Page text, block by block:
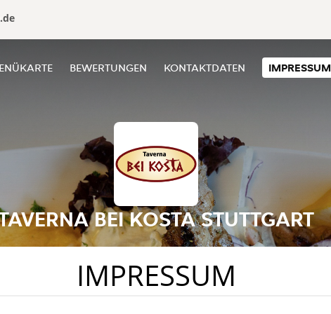
BEWERTUNGEN KONTAKTDATEN IMPRESSUM
BEI KOSTA STUTTGART
IMPRESSUM